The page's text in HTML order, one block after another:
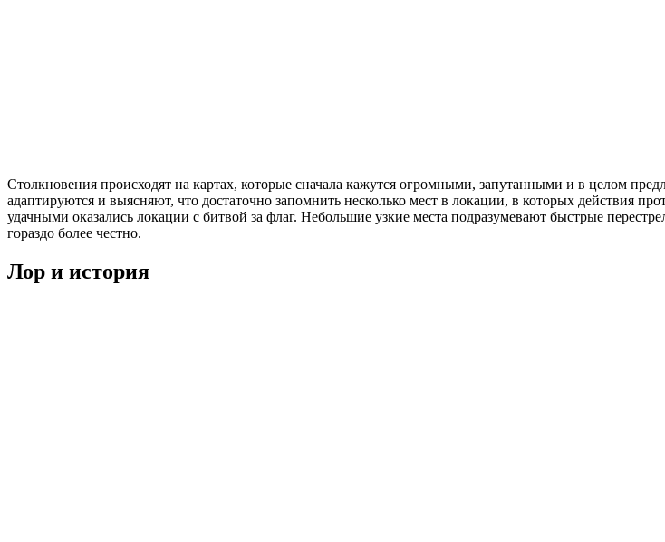
Столкновения происходят на картах, которые сначала кажутся огромными, запутанными и в целом
адаптируются и выясняют, что достаточно запомнить несколько мест в локации, в которых действия
удачными оказались локации с битвой за флаг. Небольшие узкие места подразумевают быстрые
гораздо более честно.
Лор и история